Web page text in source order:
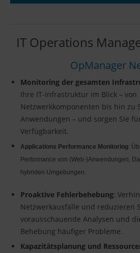
IT Operations
OpManager
Monitoring der gesamten
Ihre IT-Infrastruktur im Blick – von
Netzwerkkomponenten bis hin zu
Anwendungen – und sorgen Sie
Verfügbarkeit.
Applications Performance Monitoring:
Performance von (Web-)Anwendungen,
hybriden Umgebungen.
Proaktive Fehlerbehebung:
Netzwerkausfälle und reduzieren
vorausschauende Analysen und
Behebung häufiger Probleme.
Kapazitätsplanung und